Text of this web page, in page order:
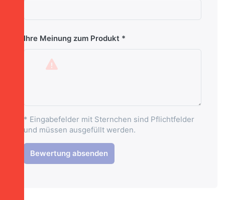
Ihre Meinung zum Produkt
* Eingabefelder mit Sternchen sind Pflichtfelder
und müssen ausgefüllt werden.
Bewertung absenden